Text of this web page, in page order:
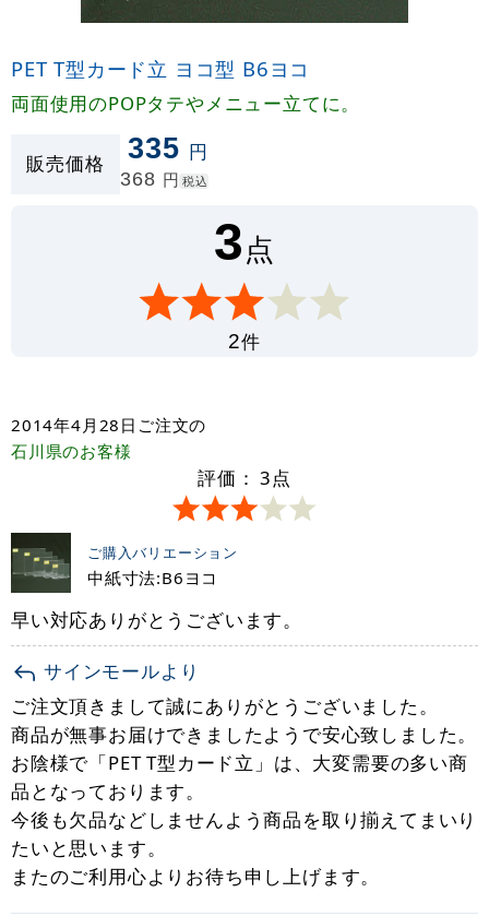
PET T型カード立 ヨコ型 B6ヨコ
両面使用のPOPタテやメニュー立てに。
販売価格 335 円
368 円 税込
3点
2件
2014年4月28日 ご注文の
石川県のお客様
評価： 3点
ご購入バリエーション
中紙寸法:B6ヨコ
早い対応ありがとうございます。
サインモールより
ご注文頂きまして誠にありがとうございました。
商品が無事お届けできましたようで安心致しました。
お陰様で「PET T型カード立」は、大変需要の多い商
品となっております。
今後も欠品などしませんよう商品を取り揃えてまいり
たいと思います。
またのご利用心よりお待ち申し上げます。